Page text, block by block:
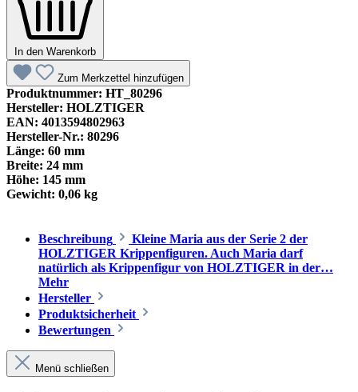
In den Warenkorb
Zum Merkzettel hinzufügen
Produktnummer: HT_80296
Hersteller: HOLZTIGER
EAN: 4013594802963
Hersteller-Nr.: 80296
Länge: 60 mm
Breite: 24 mm
Höhe: 145 mm
Gewicht: 0,06 kg
Beschreibung
Kleine Maria aus der Serie 2 der
HOLZTIGER Krippenfiguren. Auch Maria darf
natürlich als Krippenfigur von HOLZTIGER in der…
Mehr
Hersteller
Produktsicherheit
Bewertungen
Menü schließen